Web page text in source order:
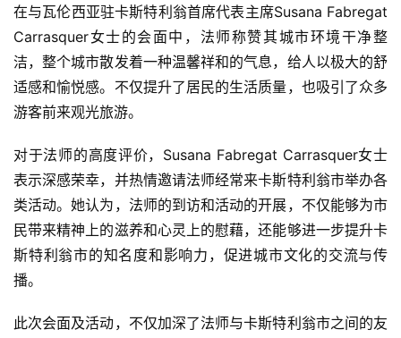
在与瓦伦西亚驻卡斯特利翁首席代表主席Susana Fabregat
Carrasquer女士的会面中，法师称赞其城市环境干净整
洁，整个城市散发着一种温馨祥和的气息，给人以极大的舒
适感和愉悦感。不仅提升了居民的生活质量，也吸引了众多
游客前来观光旅游。
对于法师的高度评价，Susana Fabregat Carrasquer女士
表示深感荣幸，并热情邀请法师经常来卡斯特利翁市举办各
类活动。她认为，法师的到访和活动的开展，不仅能够为市
民带来精神上的滋养和心灵上的慰藉，还能够进一步提升卡
斯特利翁市的知名度和影响力，促进城市文化的交流与传
播。
此次会面及活动，不仅加深了法师与卡斯特利翁市之间的友